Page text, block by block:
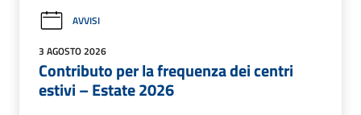
AVVISI
3 AGOSTO 2026
Contributo per la frequenza dei centri
estivi – Estate 2026